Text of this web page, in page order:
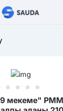
мекеме"